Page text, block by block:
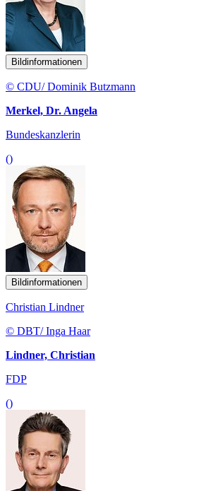
Bildinformationen
© CDU/ Dominik Butzmann
Merkel, Dr. Angela
Bundeskanzlerin
()
Bildinformationen
Christian Lindner
© DBT/ Inga Haar
Lindner, Christian
FDP
()